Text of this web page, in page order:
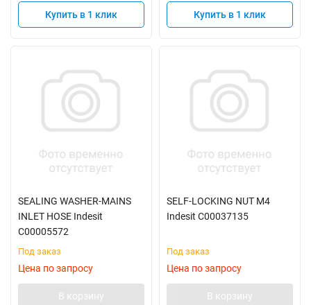
Купить в 1 клик Купить в 1 клик
SEALING WASHER-MAINS
INLET HOSE Indesit
C00005572
Под заказ
Цена по запросу
В корзину
SELF-LOCKING NUT M4
Indesit C00037135
Под заказ
Цена по запросу
В корзину